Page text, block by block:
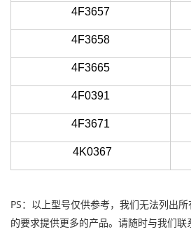
4F3657
4F3658
4F3665
4F0391
4F3671
4K0367
PS：以上型号仅供参考，我们无法列出
的要求提供更多的产品。请随时与我们联